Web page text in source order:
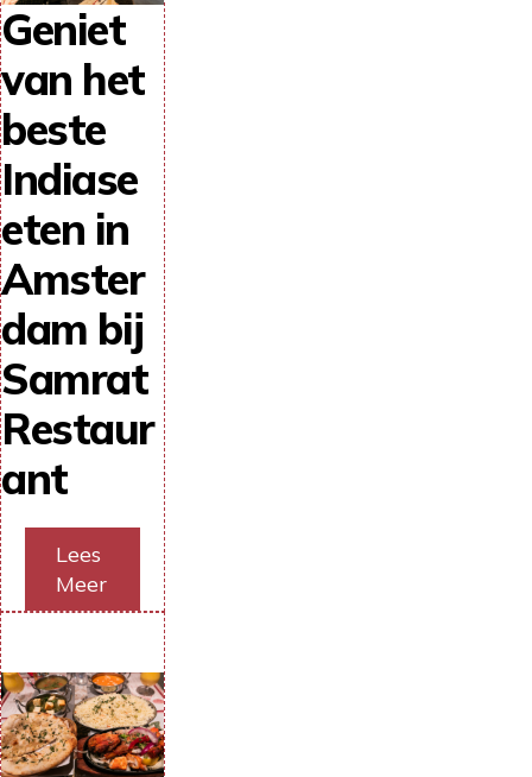
Geniet
van het
beste
Indiase
eten in
Amster
dam bij
Samrat
Restaur
ant
Lees
Meer